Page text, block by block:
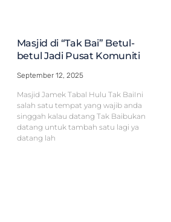
Masjid di “Tak Bai” Betul-
betul Jadi Pusat Komuniti
September 12, 2025
Masjid Jamek Tabal Hulu Tak BaiIni
salah satu tempat yang wajib anda
singgah kalau datang Tak Baibukan
datang untuk tambah satu lagi ya
datang lah